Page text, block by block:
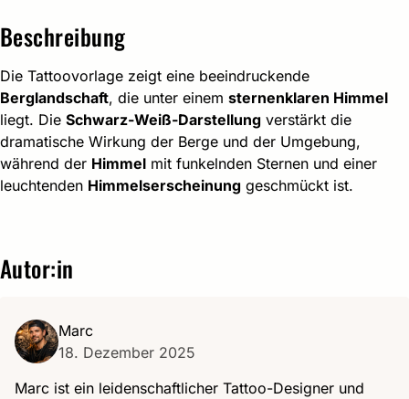
Beschreibung
Die Tattoovorlage zeigt eine beeindruckende
Berglandschaft, die unter einem sternenklaren Himmel
liegt. Die Schwarz-Weiß-Darstellung verstärkt die
dramatische Wirkung der Berge und der Umgebung,
während der Himmel mit funkelnden Sternen und einer
leuchtenden Himmelserscheinung geschmückt ist.
Autor:in
Marc
18. Dezember 2025
Marc ist ein leidenschaftlicher Tattoo-Designer und